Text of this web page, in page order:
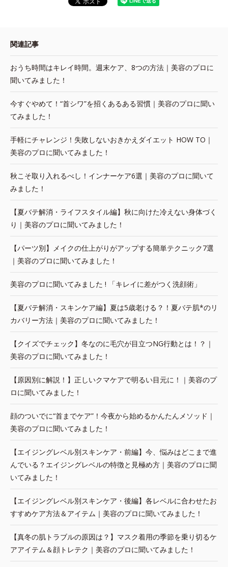
関連記事
おうち時間はキレイ時間。週末ケア、8つの方法｜美容のプロに
聞いてみました！
今すぐやめて！“首シワ”を招くあるある習慣｜美容のプロに聞い
てみました！
手軽にチャレンジ！失敗しないおきかえダイエット HOW TO｜
美容のプロに聞いてみました！
秋こそ取り入れるべし！インナーケア6選｜美容のプロに聞いて
みました！
【夏バテ解消・ライフスタイル編】秋に向けた冷えない身体づく
り｜美容のプロに聞いてみました！
【パーツ別】メイクの仕上がりがアップする簡単テクニック7選
｜美容のプロに聞いてみました！
美容のプロに聞いてみました ! 「キレイに差がつく洗顔術」
【夏バテ解消・スキンケア編】夏は5歳老ける？！夏バテ肌*のリ
カバリー方法｜美容のプロに聞いてみました！
【クイズでチェック】冬なのに毛穴が目立つNG行動とは！？｜
美容のプロに聞いてみました！
【原因別に解説！】正しいクマケアで明るい目元に！｜美容のプ
ロに聞いてみました！
顔のついでに“首までケア”！今夜から始めるかんたんメソッド｜
美容のプロに聞いてみました！
【エイジングレベル別スキンケア・前編】今、悩みはどこまで進
んでいる？エイジングレベルの特徴と見極め方｜美容のプロに聞
いてみました！
【エイジングレベル別スキンケア・後編】各レベルに合わせたお
すすめケア方法＆アイテム｜美容のプロに聞いてみました！
【真冬の肌トラブルの原因は？】マスク着用の季節を乗り切るケ
アアイテム＆顔トレテク｜美容のプロに聞いてみました！